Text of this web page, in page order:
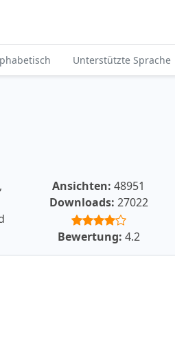
Unterstützte Sprache
Ansichten: 48951
Downloads: 27022
Bewertung: 4.2